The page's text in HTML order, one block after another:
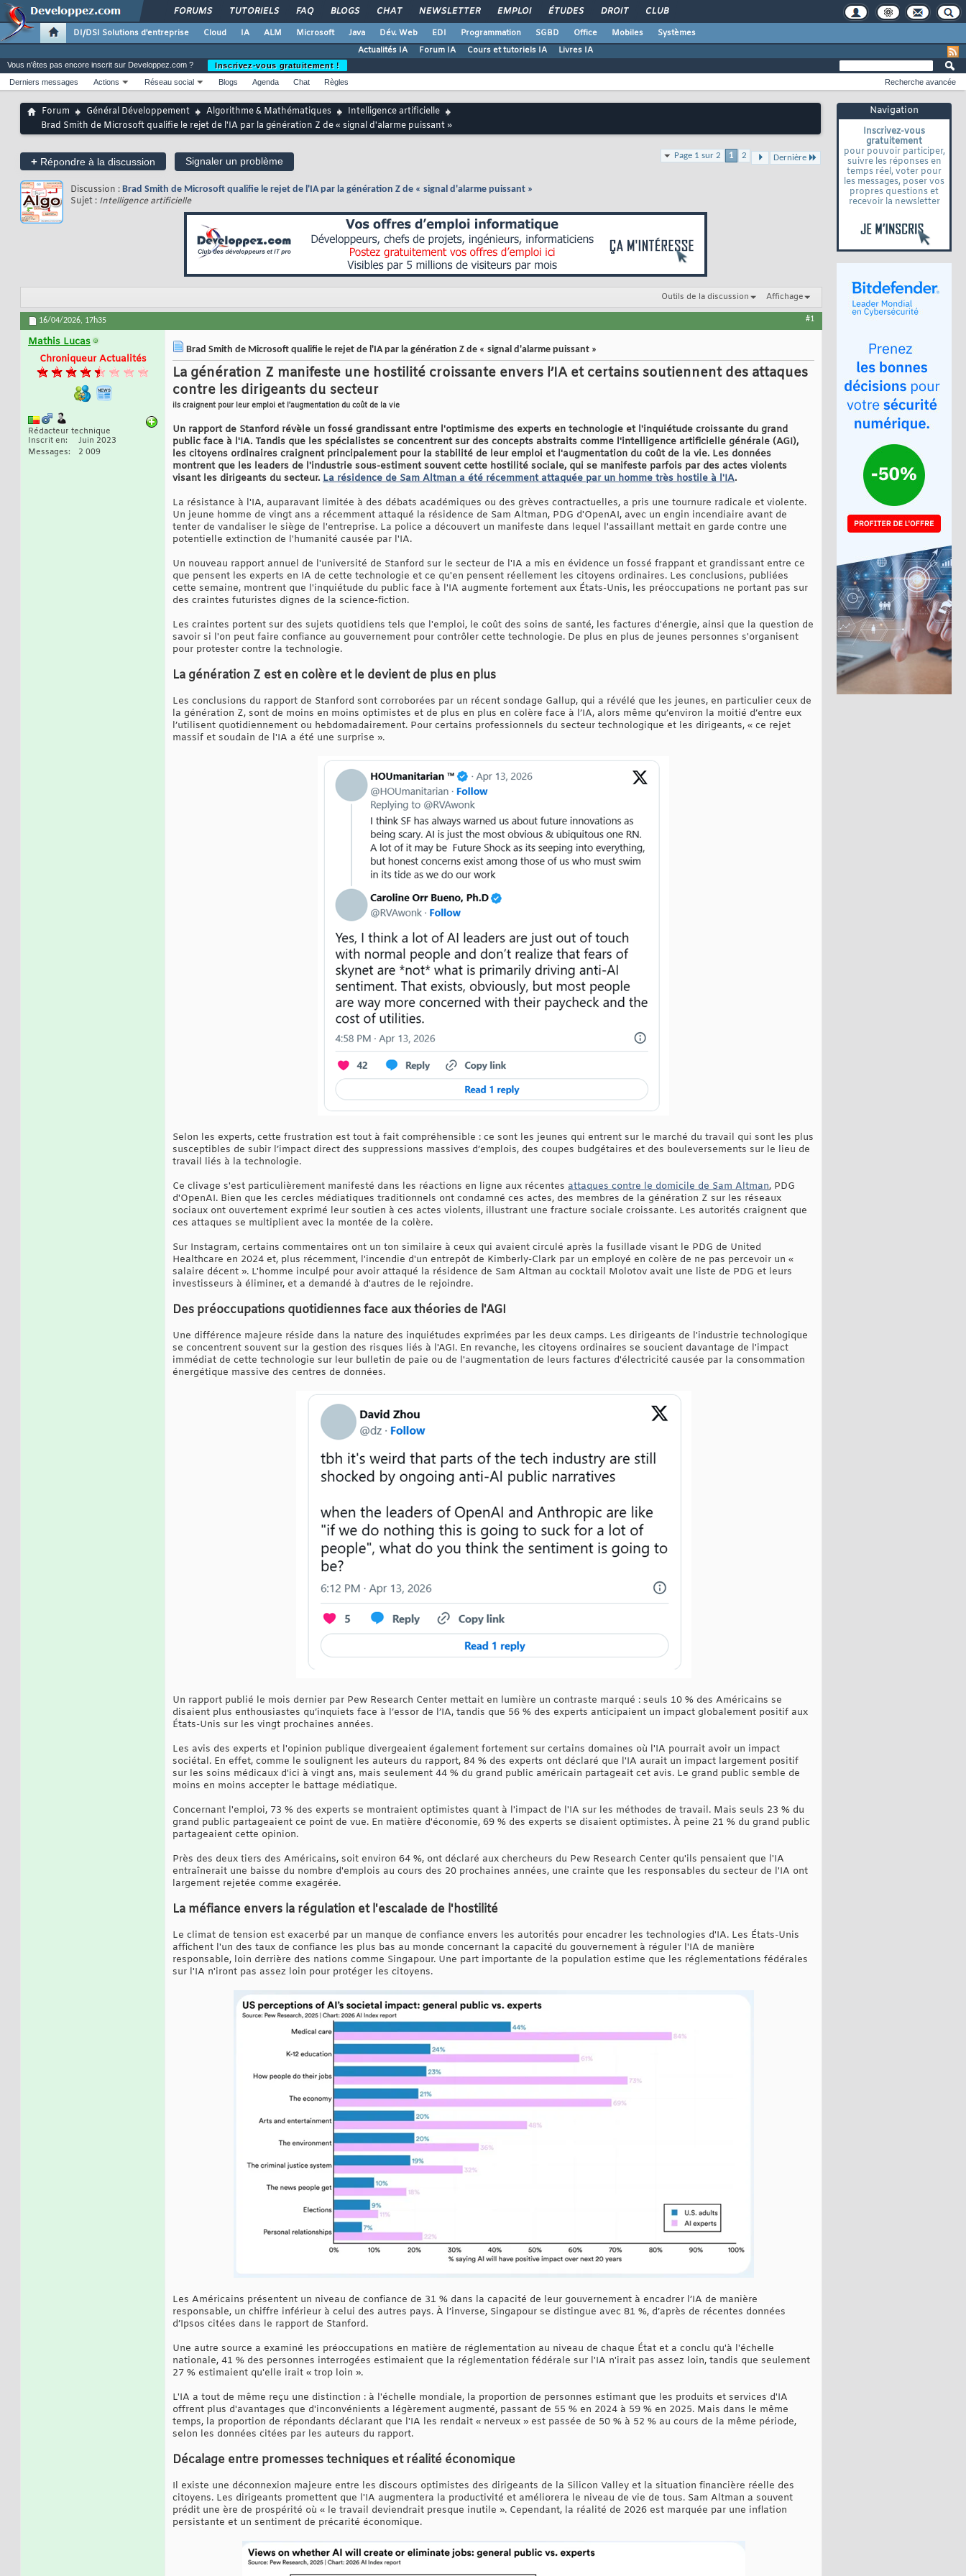
FORUMS TUTORIELS FAQ BLOGS CHAT NEWSLETTER EMPLOI ÉTUDES DROIT CLUB
DI/DSI Solutions d'entreprise Cloud IA ALM Microsoft Java Dév. Web EDI Programmation SGBD Office Mobiles
Systèmes
Actualités IA
Forum IA Cours et tutoriels IA Livres IA
Navigation
Inscrivez-vous
gratuitement
pour pouvoir participer,
suivre les réponses en
temps réel, voter pour
les messages, poser vos
propres questions et
recevoir la newsletter
Vous n'êtes pas encore inscrit sur Developpez.com ?
Inscrivez-vous gratuitement !
Derniers messages
Actions Réseau social Blogs Agenda Chat Règles Recherche avancée
Forum Général Développement Algorithme & Mathématiques
Intelligence artificielle
Brad Smith de Microsoft qualifie le rejet de l'IA par la génération Z de « signal d'alarme puissant »
+ Répondre à la discussion Signaler un problème Page 1 sur 2 1 2 Dernière
Discussion : Brad Smith de Microsoft qualifie le rejet de l'IA par la génération Z de « signal d'alarme puissant »
Sujet : Intelligence artificielle
Outils de la discussion Affichage
16/04/2026, 17h35 #1
Mathis Lucas
Chroniqueur Actualités
Rédacteur technique
Inscrit en
Juin 2023
Messages
2 009
Brad Smith de Microsoft qualifie le rejet de l'IA par la génération Z de « signal d'alarme puissant »
La génération Z manifeste une hostilité croissante envers l’IA et certains soutiennent des attaques
contre les dirigeants du secteur
ils craignent pour leur emploi et l'augmentation du coût de la vie
Un rapport de Stanford révèle un fossé grandissant entre l'optimisme des experts en technologie et l'inquiétude croissante du grand
public face à l'IA. Tandis que les spécialistes se concentrent sur des concepts abstraits comme l'intelligence artificielle générale (AGI),
les citoyens ordinaires craignent principalement pour la stabilité de leur emploi et l'augmentation du coût de la vie. Les données
montrent que les leaders de l'industrie sous-estiment souvent cette hostilité sociale, qui se manifeste parfois par des actes violents
visant les dirigeants du secteur. La résidence de Sam Altman a été récemment attaquée par un homme très hostile à l'IA.
La résistance à l'IA, auparavant limitée à des débats académiques ou des grèves contractuelles, a pris une tournure radicale et violente.
Un jeune homme de vingt ans a récemment attaqué la résidence de Sam Altman, PDG d'OpenAI, avec un engin incendiaire avant de
tenter de vandaliser le siège de l'entreprise. La police a découvert un manifeste dans lequel l'assaillant mettait en garde contre une
potentielle extinction de l'humanité causée par l'IA.
Un nouveau rapport annuel de l'université de Stanford sur le secteur de l'IA a mis en évidence un fossé frappant et grandissant entre ce
que pensent les experts en IA de cette technologie et ce qu'en pensent réellement les citoyens ordinaires. Les conclusions, publiées
cette semaine, montrent que l'inquiétude du public face à l'IA augmente fortement aux États-Unis, les préoccupations ne portant pas sur
des craintes futuristes dignes de la science-fiction.
Les craintes portent sur des sujets quotidiens tels que l'emploi, le coût des soins de santé, les factures d'énergie, ainsi que la question de
savoir si l'on peut faire confiance au gouvernement pour contrôler cette technologie. De plus en plus de jeunes personnes s'organisent
pour protester contre la technologie.
La génération Z est en colère et le devient de plus en plus
Les conclusions du rapport de Stanford sont corroborées par un récent sondage Gallup, qui a révélé que les jeunes, en particulier ceux de
la génération Z, sont de moins en moins optimistes et de plus en plus en colère face à l’IA, alors même qu’environ la moitié d’entre eux
l’utilisent quotidiennement ou hebdomadairement. Pour certains professionnels du secteur technologique et les dirigeants, « ce rejet
massif et soudain de l'IA a été une surprise ».
Selon les experts, cette frustration est tout à fait compréhensible : ce sont les jeunes qui entrent sur le marché du travail qui sont les plus
susceptibles de subir l’impact direct des suppressions massives d’emplois, des coupes budgétaires et des bouleversements sur le lieu de
travail liés à la technologie.
Ce clivage s'est particulièrement manifesté dans les réactions en ligne aux récentes attaques contre le domicile de Sam Altman, PDG
d'OpenAI. Bien que les cercles médiatiques traditionnels ont condamné ces actes, des membres de la génération Z sur les réseaux
sociaux ont ouvertement exprimé leur soutien à ces actes violents, illustrant une fracture sociale croissante. Les autorités craignent que
ces attaques se multiplient avec la montée de la colère.
Sur Instagram, certains commentaires ont un ton similaire à ceux qui avaient circulé après la fusillade visant le PDG de United
Healthcare en 2024 et, plus récemment, l'incendie d'un entrepôt de Kimberly-Clark par un employé en colère de ne pas percevoir un «
salaire décent ». L'homme inculpé pour avoir attaqué la résidence de Sam Altman au cocktail Molotov avait une liste de PDG et leurs
investisseurs à éliminer, et a demandé à d'autres de le rejoindre.
Des préoccupations quotidiennes face aux théories de l'AGI
Une différence majeure réside dans la nature des inquiétudes exprimées par les deux camps. Les dirigeants de l'industrie technologique
se concentrent souvent sur la gestion des risques liés à l'AGI. En revanche, les citoyens ordinaires se soucient davantage de l'impact
immédiat de cette technologie sur leur bulletin de paie ou de l'augmentation de leurs factures d'électricité causée par la consommation
énergétique massive des centres de données.
Un rapport publié le mois dernier par Pew Research Center mettait en lumière un contraste marqué : seuls 10 % des Américains se
disaient plus enthousiastes qu’inquiets face à l’essor de l’IA, tandis que 56 % des experts anticipaient un impact globalement positif aux
États-Unis sur les vingt prochaines années.
Les avis des experts et l'opinion publique divergeaient également fortement sur certains domaines où l'IA pourrait avoir un impact
sociétal. En effet, comme le soulignent les auteurs du rapport, 84 % des experts ont déclaré que l'IA aurait un impact largement positif
sur les soins médicaux d'ici à vingt ans, mais seulement 44 % du grand public américain partageait cet avis. Le grand public semble de
moins en moins accepter le battage médiatique.
Concernant l'emploi, 73 % des experts se montraient optimistes quant à l'impact de l'IA sur les méthodes de travail. Mais seuls 23 % du
grand public partageaient ce point de vue. En matière d'économie, 69 % des experts se disaient optimistes. À peine 21 % du grand public
partageaient cette opinion.
Près des deux tiers des Américains, soit environ 64 %, ont déclaré aux chercheurs du Pew Research Center qu'ils pensaient que l'IA
entraînerait une baisse du nombre d'emplois au cours des 20 prochaines années, une crainte que les responsables du secteur de l'IA ont
largement rejetée comme exagérée.
La méfiance envers la régulation et l'escalade de l'hostilité
Le climat de tension est exacerbé par un manque de confiance envers les autorités pour encadrer les technologies d'IA. Les États-Unis
affichent l'un des taux de confiance les plus bas au monde concernant la capacité du gouvernement à réguler l'IA de manière
responsable, loin derrière des nations comme Singapour. Une part importante de la population estime que les réglementations fédérales
sur l'IA n'iront pas assez loin pour protéger les citoyens.
Les Américains présentent un niveau de confiance de 31 % dans la capacité de leur gouvernement à encadrer l’IA de manière
responsable, un chiffre inférieur à celui des autres pays. À l’inverse, Singapour se distingue avec 81 %, d’après de récentes données
d’Ipsos citées dans le rapport de Stanford.
Une autre source a examiné les préoccupations en matière de réglementation au niveau de chaque État et a conclu qu'à l'échelle
nationale, 41 % des personnes interrogées estimaient que la réglementation fédérale sur l'IA n'irait pas assez loin, tandis que seulement
27 % estimaient qu'elle irait « trop loin ».
L'IA a tout de même reçu une distinction : à l'échelle mondiale, la proportion de personnes estimant que les produits et services d'IA
offrent plus d'avantages que d'inconvénients a légèrement augmenté, passant de 55 % en 2024 à 59 % en 2025. Mais dans le même
temps, la proportion de répondants déclarant que l'IA les rendait « nerveux » est passée de 50 % à 52 % au cours de la même période,
selon les données citées par les auteurs du rapport.
Décalage entre promesses techniques et réalité économique
Il existe une déconnexion majeure entre les discours optimistes des dirigeants de la Silicon Valley et la situation financière réelle des
citoyens. Les dirigeants promettent que l'IA augmentera la productivité et améliorera le niveau de vie de tous. Sam Altman a souvent
prédit une ère de prospérité où « le travail deviendrait presque inutile ». Cependant, la réalité de 2026 est marquée par une inflation
persistante et un sentiment de précarité économique.